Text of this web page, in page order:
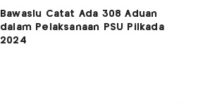
Bawaslu Catat Ada 308 Aduan
dalam Pelaksanaan PSU Pilkada
2024